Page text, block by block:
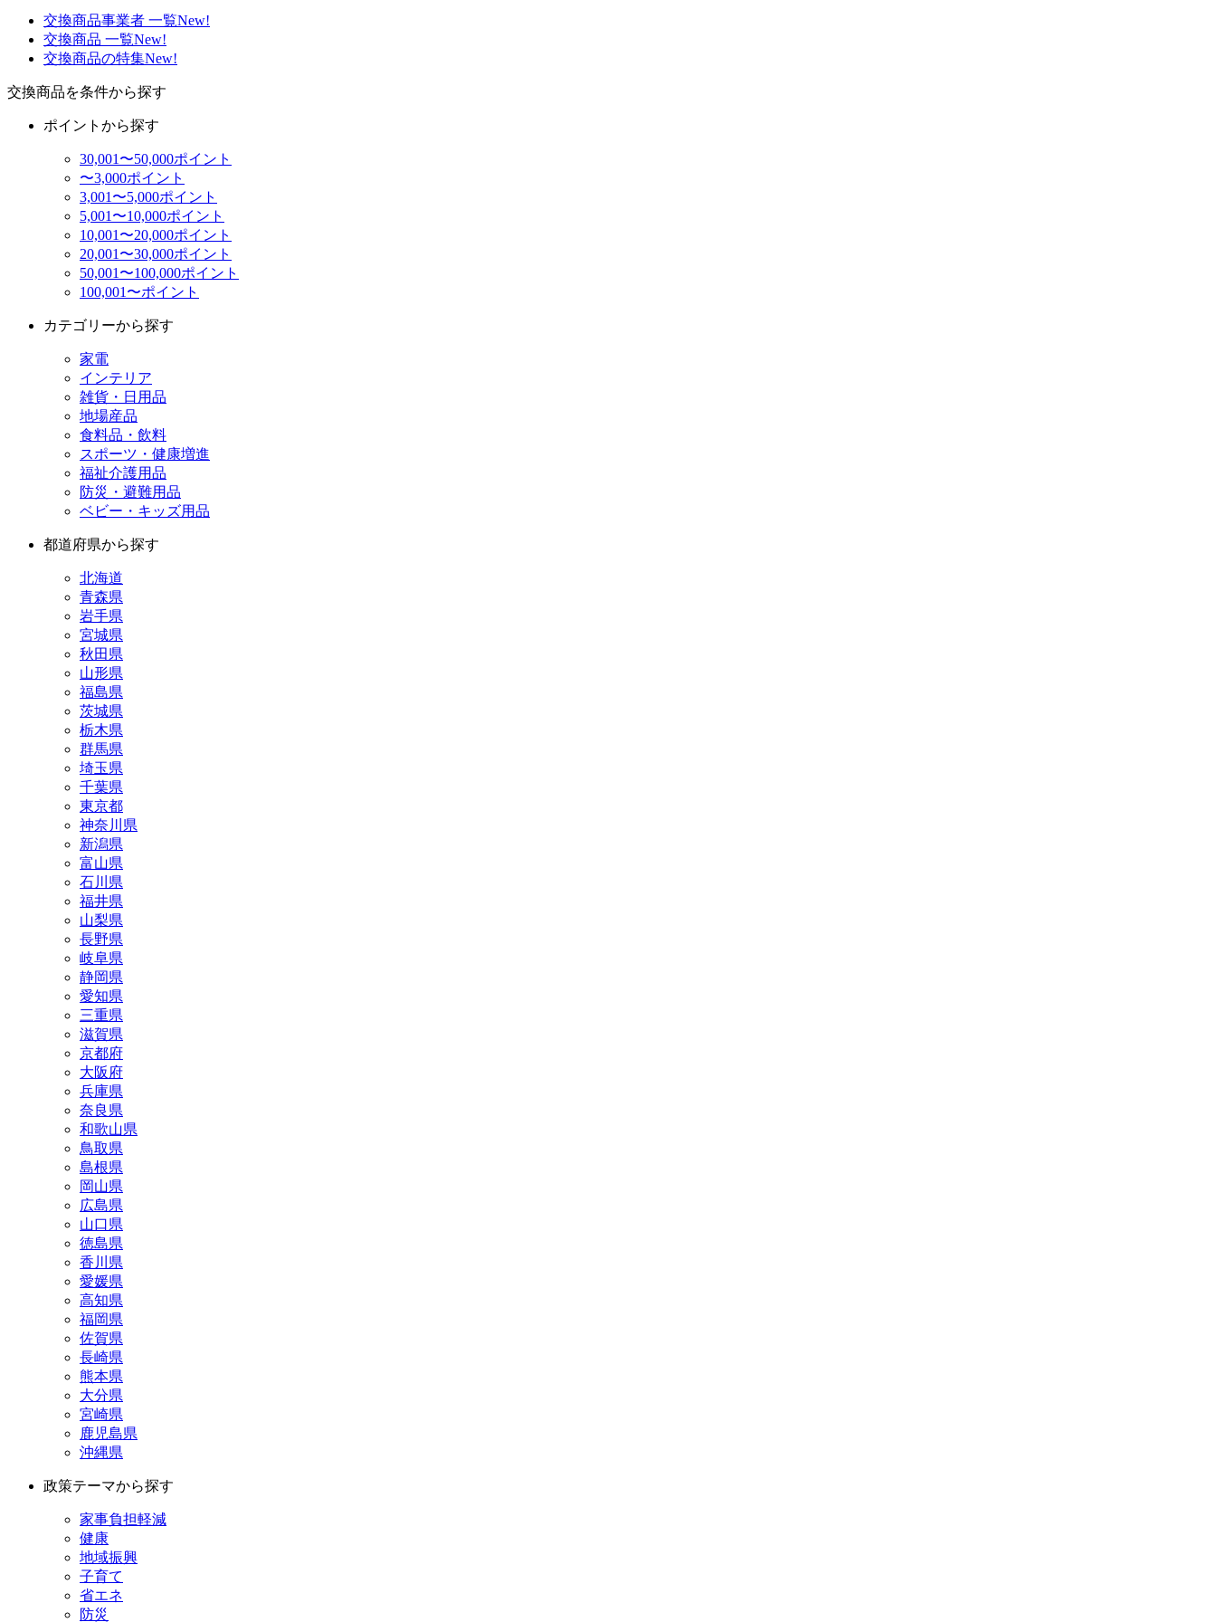
交換商品事業者 一覧New!
交換商品 一覧New!
交換商品の特集New!
交換商品を条件から探す
ポイントから探す
30,001〜50,000ポイント
〜3,000ポイント
3,001〜5,000ポイント
5,001〜10,000ポイント
10,001〜20,000ポイント
20,001〜30,000ポイント
50,001〜100,000ポイント
100,001〜ポイント
カテゴリーから探す
家電
インテリア
雑貨・日用品
地場産品
食料品・飲料
スポーツ・健康増進
福祉介護用品
防災・避難用品
ベビー・キッズ用品
都道府県から探す
北海道
青森県
岩手県
宮城県
秋田県
山形県
福島県
茨城県
栃木県
群馬県
埼玉県
千葉県
東京都
神奈川県
新潟県
富山県
石川県
福井県
山梨県
長野県
岐阜県
静岡県
愛知県
三重県
滋賀県
京都府
大阪府
兵庫県
奈良県
和歌山県
鳥取県
島根県
岡山県
広島県
山口県
徳島県
香川県
愛媛県
高知県
福岡県
佐賀県
長崎県
熊本県
大分県
宮崎県
鹿児島県
沖縄県
政策テーマから探す
家事負担軽減
健康
地域振興
子育て
省エネ
防災